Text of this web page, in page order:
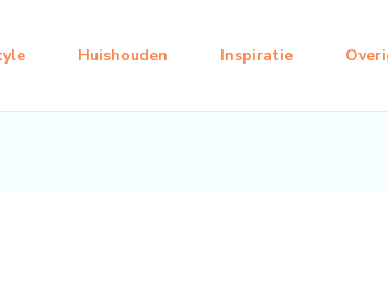
Huishouden Inspiratie